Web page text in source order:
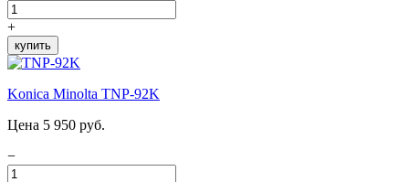
+
купить
Konica Minolta TNP-92K
Цена 5 950 руб.
−